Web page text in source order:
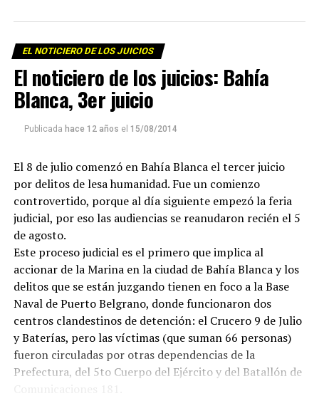
EL NOTICIERO DE LOS JUICIOS
El noticiero de los juicios: Bahía
Blanca, 3er juicio
Publicada hace 12 años el 15/08/2014
El 8 de julio comenzó en Bahía Blanca el tercer juicio
por delitos de lesa humanidad. Fue un comienzo
controvertido, porque al día siguiente empezó la feria
judicial, por eso las audiencias se reanudaron recién el 5
de agosto.
Este proceso judicial es el primero que implica al
accionar de la Marina en la ciudad de Bahía Blanca y los
delitos que se están juzgando tienen en foco a la Base
Naval de Puerto Belgrano, donde funcionaron dos
centros clandestinos de detención: el Crucero 9 de Julio
y Baterías, pero las víctimas (que suman 66 personas)
fueron circuladas por otras dependencias de la
Prefectura, del 5to Cuerpo del Ejército y del Batallón de